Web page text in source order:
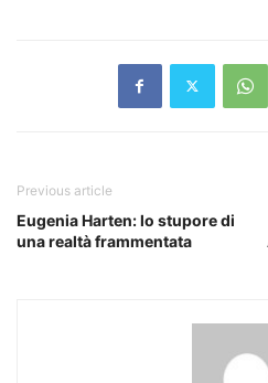
Previous article
Eugenia Harten: lo stupore di
una realtà frammentata